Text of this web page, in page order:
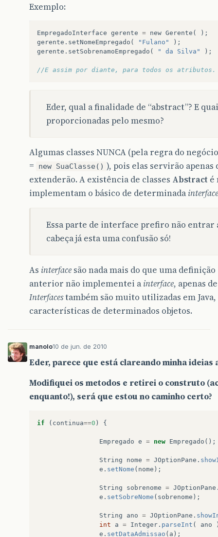
Exemplo:
EmpregadoInterface gerente = new Gerente (
);
gerente . setNomeEmpregado ( "Fulano"
);
gerente . setSobrenamoEmpregado ( " da Silva" );
//E assim por diante, para todos os atributos.
Eder, qual a finalidade de “abstract”? E
proporcionadas pelo mesmo?
Algumas classes NUNCA (pela regra do
=
new SuaClasse() ), pois elas servirão apenas
extenderão. A existência de classes Abstract é
implementam o básico de determinada interface
Essa parte de interface prefiro não entrar
cabeça já esta uma confusão só!
As interface são nada mais do que uma
anterior não implementei a interface, apenas
Interfacestambém são muito utilizadas em
características de determinados objetos.
manolo10 de jun. de 2010
Eder, parece que está clareando minha ideias
Modifiquei os metodos e retirei o construto
enquanto!), será que estou no caminho certo?
if ( continua==0 ) {
Empregado e = new Empregado ();
String nome = JOptionPane .
e . setNome ( nome );
String sobrenome = JOptionPane
e . setSobreNome ( sobrenome );
String ano = JOptionPane .
int
a = Integer . parseInt ( ano
e . setDataAdmissao ( a );